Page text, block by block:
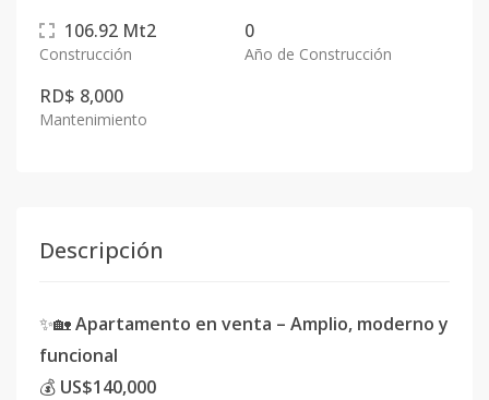
106.92 Mt2
Construcción
0
Año de Construcción
RD$ 8,000
Mantenimiento
Descripción
✨🏡Apartamento en venta – Amplio, moderno y
funcional
💰 US$140,000